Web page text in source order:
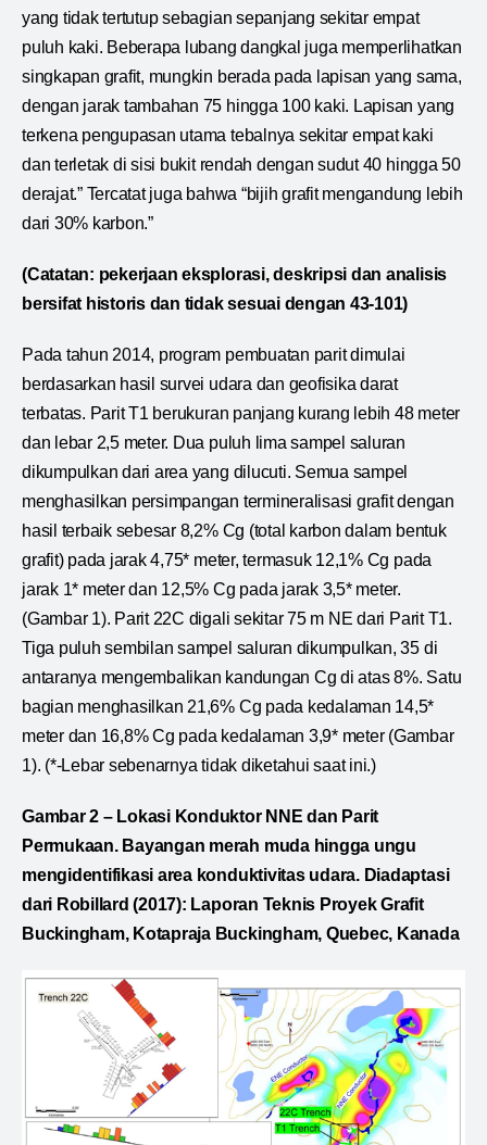
yang tidak tertutup sebagian sepanjang sekitar empat
puluh kaki. Beberapa lubang dangkal juga memperlihatkan
singkapan grafit, mungkin berada pada lapisan yang sama,
dengan jarak tambahan 75 hingga 100 kaki. Lapisan yang
terkena pengupasan utama tebalnya sekitar empat kaki
dan terletak di sisi bukit rendah dengan sudut 40 hingga 50
derajat.” Tercatat juga bahwa “bijih grafit mengandung lebih
dari 30% karbon.”
(Catatan: pekerjaan eksplorasi, deskripsi dan analisis
bersifat historis dan tidak sesuai dengan 43-101)
Pada tahun 2014, program pembuatan parit dimulai
berdasarkan hasil survei udara dan geofisika darat
terbatas. Parit T1 berukuran panjang kurang lebih 48 meter
dan lebar 2,5 meter. Dua puluh lima sampel saluran
dikumpulkan dari area yang dilucuti. Semua sampel
menghasilkan persimpangan termineralisasi grafit dengan
hasil terbaik sebesar 8,2% Cg (total karbon dalam bentuk
grafit) pada jarak 4,75* meter, termasuk 12,1% Cg pada
jarak 1* meter dan 12,5% Cg pada jarak 3,5* meter.
(Gambar 1). Parit 22C digali sekitar 75 m NE dari Parit T1.
Tiga puluh sembilan sampel saluran dikumpulkan, 35 di
antaranya mengembalikan kandungan Cg di atas 8%. Satu
bagian menghasilkan 21,6% Cg pada kedalaman 14,5*
meter dan 16,8% Cg pada kedalaman 3,9* meter (Gambar
1). (*-Lebar sebenarnya tidak diketahui saat ini.)
Gambar 2 – Lokasi Konduktor NNE dan Parit
Permukaan. Bayangan merah muda hingga ungu
mengidentifikasi area konduktivitas udara. Diadaptasi
dari Robillard (2017): Laporan Teknis Proyek Grafit
Buckingham, Kotapraja Buckingham, Quebec, Kanada